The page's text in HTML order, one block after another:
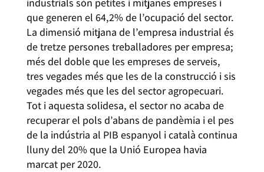
que generen el 64,2% de l’ocupació del sector.
La dimensió mitjana de l’empresa industrial és
de tretze persones treballadores per empresa;
més del doble que les empreses de serveis,
tres vegades més que les de la construcció i sis
vegades més que les del sector agropecuari.
Tot i aquesta solidesa, el sector no acaba de
recuperar el pols d’abans de pandèmia i el pes
de la indústria al PIB espanyol i català continua
lluny del 20% que la Unió Europea havia
marcat per 2020.